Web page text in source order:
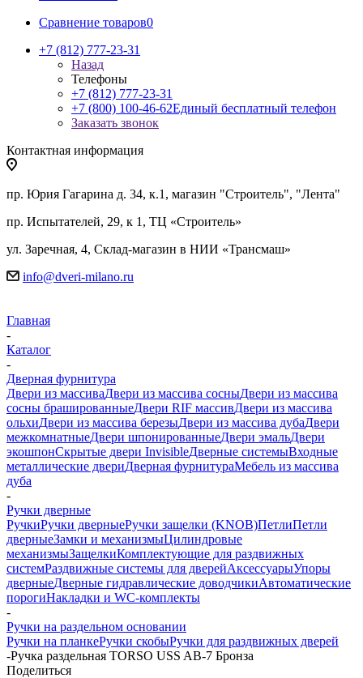
Сравнение товаров0
+7 (812) 777-23-31
Назад
Телефоны
+7 (812) 777-23-31
+7 (800) 100-46-62Единый бесплатный телефон
Заказать звонок
Контактная информация
пр. Юрия Гагарина д. 34, к.1, магазин "Строитель", "Лента"
пр. Испытателей, 29, к 1, ТЦ «Строитель»
ул. Заречная, 4, Склад-магазин в НИИ «Трансмаш»
info@dveri-milano.ru
Главная
-
Каталог
-
Дверная фурнитура
Двери из массиваДвери из массива сосныДвери из массива
сосны брашированныеДвери RIF массивДвери из массива
ольхиДвери из массива березыДвери из массива дубаДвери
межкомнатныеДвери шпонированныеДвери эмальДвери
экошпонСкрытые двери InvisibleДверные системыВходные
металлические двериДверная фурнитураМебель из массива
дуба
-
Ручки дверные
РучкиРучки дверныеРучки защелки (KNOB)ПетлиПетли
дверныеЗамки и механизмыЦилиндровые
механизмыЗащелкиКомплектующие для раздвижных
системРаздвижные системы для дверейАксессуарыУпоры
дверныеДверные гидравлические доводчикиАвтоматические
порогиНакладки и WC-комплекты
-
Ручки на раздельном основании
Ручки на планкеРучки скобыРучки для раздвижных дверей
-Ручка раздельная TORSO USS AB-7 Бронза
Поделиться